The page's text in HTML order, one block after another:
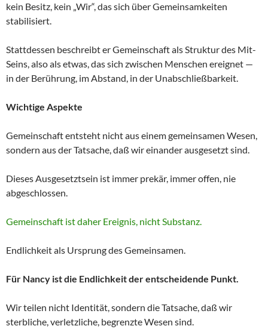
kein Besitz, kein „Wir“, das sich über Gemeinsamkeiten
stabilisiert.
Stattdessen beschreibt er Gemeinschaft als Struktur des Mit-
Seins, also als etwas, das sich zwischen Menschen ereignet —
in der Berührung, im Abstand, in der Unabschließbarkeit.
Wichtige Aspekte
Gemeinschaft entsteht nicht aus einem gemeinsamen Wesen,
sondern aus der Tatsache, daß wir einander ausgesetzt sind.
Dieses Ausgesetztsein ist immer prekär, immer offen, nie
abgeschlossen.
Gemeinschaft ist daher Ereignis, nicht Substanz.
Endlichkeit als Ursprung des Gemeinsamen.
Für Nancy ist die Endlichkeit der entscheidende Punkt.
Wir teilen nicht Identität, sondern die Tatsache, daß wir
sterbliche, verletzliche, begrenzte Wesen sind.